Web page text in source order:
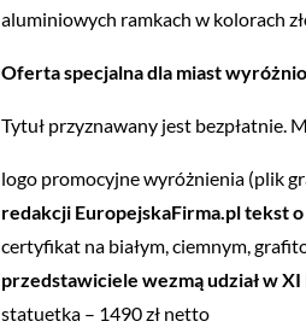
aluminiowych ramkach w kolorach
Oferta specjalna dla miast
Tytuł przyznawany jest bezpłatnie.
logo promocyjne wyróżnienia (plik
redakcji EuropejskaFirma.pl tekst
certyfikat na białym, ciemnym,
przedstawiciele wezmą udział w
statuetka – 1490 zł netto